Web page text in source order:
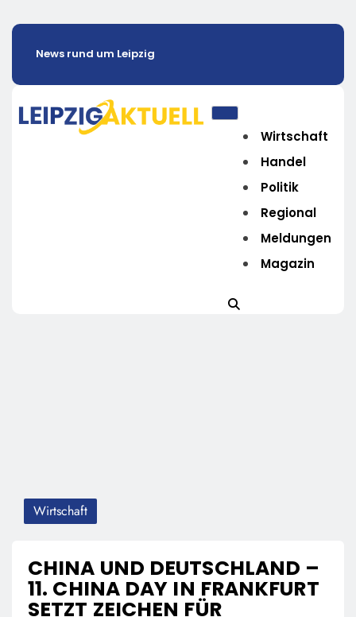
News rund um Leipzig
Wirtschaft
Handel
Politik
Regional
Meldungen
Magazin
Wirtschaft
CHINA UND DEUTSCHLAND –
11. CHINA DAY IN FRANKFURT
SETZT ZEICHEN FÜR